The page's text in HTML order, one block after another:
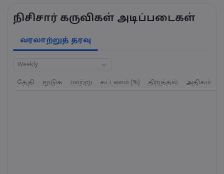
நிசிசார் கருவிகள் அடிப்படைகள்
வரலாற்றுத் தரவு
Weekly
தேதி மூடுக மாற்று கட்டணம் (%) திறத்தல் அதிகம்